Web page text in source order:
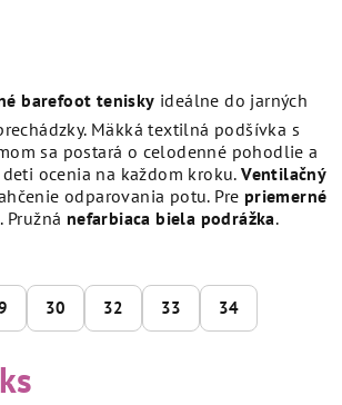
barefoot tenisky ideálne do jarných
Mäkká textilná podšívka s
sa postará o celodenné pohodlie a
ocenia na každom kroku.Ventilačný
odparovania potu. Pre priemerné
. Pružná nefarbiaca biela podrážka.
30 32 33 34